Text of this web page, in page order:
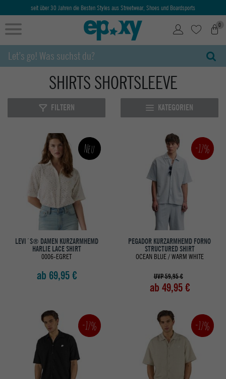
seit über 30 Jahren die Besten Styles aus Streetwear, Shoes und Boardsports
0
SHIRTS SHORTSLEEVE
FILTERN KATEGORIEN
Neu
LEVI´S® DAMEN KURZARMHEMD
HARLIE LACE SHIRT
0006-EGRET
ab 69,95 €
-17%
PEGADOR KURZARMHEMD FORNO
STRUCTURED SHIRT
OCEAN BLUE / WARM WHITE
UVP 59,95 €
ab 49,95 €
-17% -17%